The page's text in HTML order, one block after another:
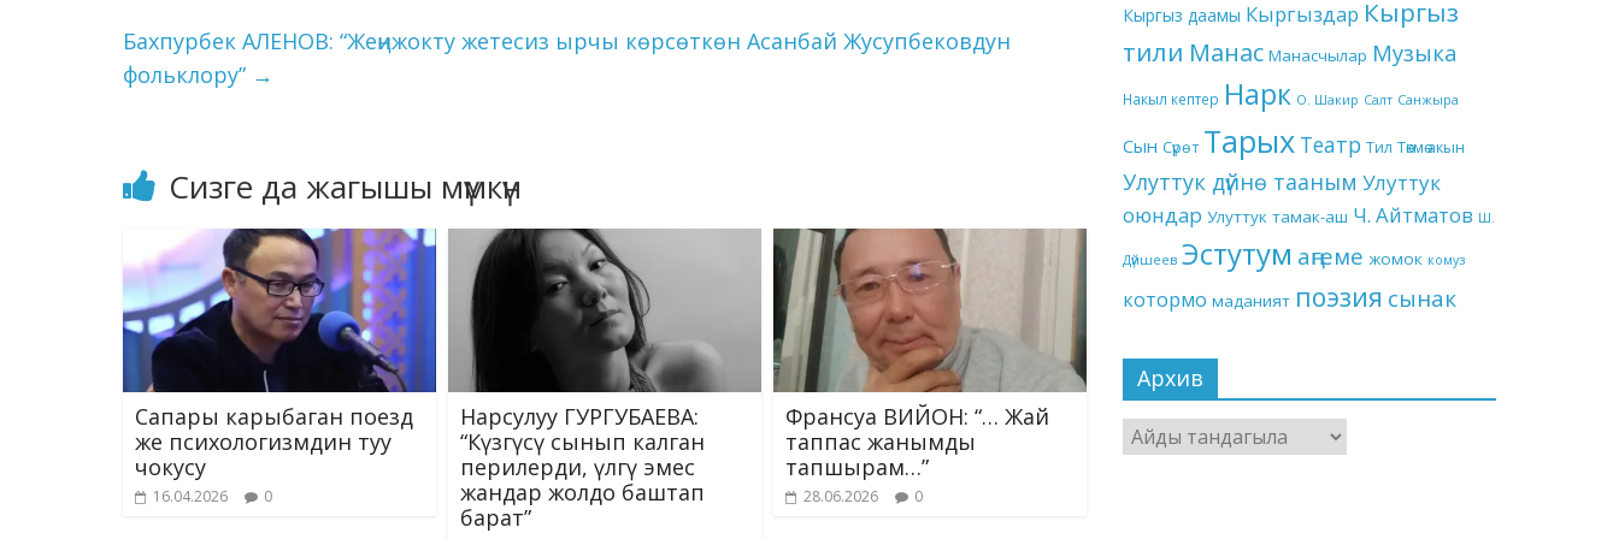
k p er s k
Бахпурбек АЛЕНОВ: “Жеңижокту жетесиз ырчы көрсөткөн Асанбай Жусупбековдун
фольклору” →
Сизге да жагышы мүмкүн
Сапары карыбаган поезд
же психологизмдин туу
чокусу
16.04.2026 0
Нарсулуу ГУРГУБАЕВА:
“Күзгүсү сынып калган
перилерди, үлгү эмес
жандар жолдо баштап
барат”
Франсуа ВИЙОН: “… Жай
таппас жанымды
тапшырам…”
28.06.2026 0
Кыргыз даамы Кыргыздар Кыргыз
тили Манас Манасчылар Музыка
Накыл кептер Нарк О. Шакир Салт Санжыра
Сын Сүрөт Тарых Театр Тил Төкмө акын
Улуттук дүйнө тааным Улуттук
оюндар Улуттук тамак-аш Ч. Айтматов Ш.
Дүйшеев Эстутум аңгеме жомок комуз
котормо маданият поэзия сынак
Архив
Архив